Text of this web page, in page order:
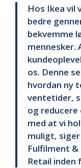
Hos Ikea vil
bedre
bekvemme
mennesker.
os. Denne
hvordan ny
ventetider,
og
med at vi
muligt,
Fulfilment &
Retail inden